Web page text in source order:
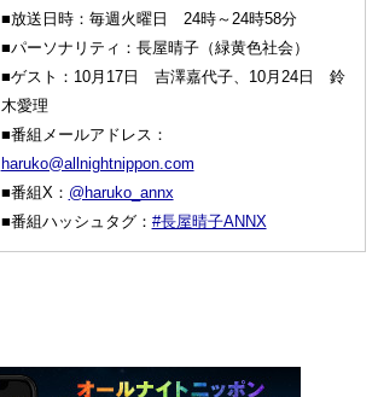
■放送日時：毎週火曜日 24時～24時58分
■パーソナリティ：長屋晴子（緑黄色社会）
■ゲスト：10月17日 吉澤嘉代子、10月24日 鈴
木愛理
■番組メールアドレス：
haruko@allnightnippon.com
■番組X： @haruko_annx
■番組ハッシュタグ： #長屋晴子ANNX